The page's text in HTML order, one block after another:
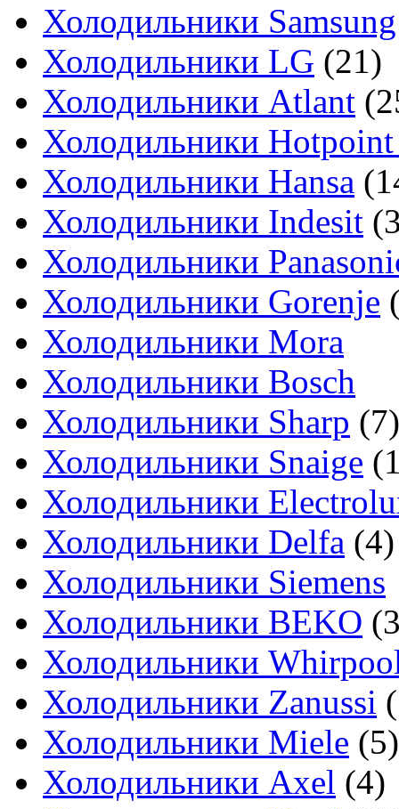
Холодильники Samsung
Холодильники LG (21)
Холодильники Atlant
Холодильники
Холодильники Hansa
Холодильники Indesit
Холодильники
Холодильники Gorenje
Холодильники Mora
Холодильники Bosch
Холодильники Sharp (7)
Холодильники Snaige
Холодильники
Холодильники Delfa (4)
Холодильники Siemens
Холодильники BEKO
Холодильники
Холодильники Zanussi
Холодильники Miele (5)
Холодильники Axel (4)